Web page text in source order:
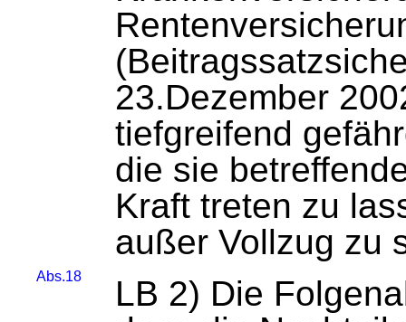
23.Dezember
tiefgreifend
die sie
Kraft treten zu
außer Vollzug zu
Abs.18
LB 2) Die